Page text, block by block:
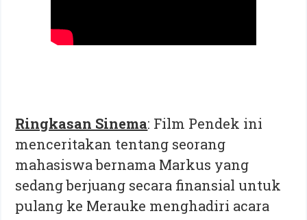
Ringkasan Sinema: Film Pendek ini
menceritakan tentang seorang
mahasiswa bernama Markus yang
sedang berjuang secara finansial untuk
pulang ke Merauke menghadiri acara